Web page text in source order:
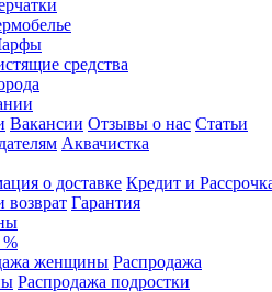
средства
Вакансии Отзывы о нас Статьи
Аквачистка
о доставке Кредит и
Гарантия
женщины Распродажа
Распродажа подростки